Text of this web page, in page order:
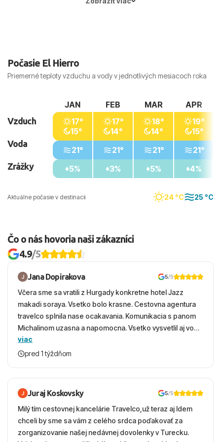
Počasie El Hierro
Priemerné teploty vzduchu a vody v jednotlivých mesiacoch roka
Aktuálne počasie v destinacii 24 °C 25 °C
Vzduch
Voda
Zrážky
JAN
17°
15°
21°
5%
FEB
17°
14°
21°
3%
MAR
18°
14°
21°
5%
APR
19°
15°
21°
4%
Čo o nás hovoria naši zákazníci
4.9/5
Jana Dopirakova 5/5
Včera sme sa vratili z Hurgady konkretne hotel Jazz
makadi soraya. Vsetko bolo krasne. Cestovna agentura
travelco splnila nase ocakavania. Komunikacia s panom
Michalinom uzasna a napomocna. Vsetko vysvetlil aj vo
vecernych hodinach zaco sa ospravedlnujem. Hotel
krasny, cisty. Sluzby top. Strava, prostredie, more,
viac
pred 1 týždňom
Juraj Koskovsky 5/5
Milý tím cestovnej kancelárie Travelco,už teraz aj Idem
chceli by sme sa vám z celého srdca poďakovať za
zorganizovanie našej nedávnej dovolenky v Turecku.